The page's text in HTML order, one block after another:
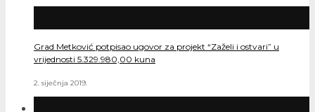
Grad Metković potpisao ugovor za projekt “Zaželi i ostvari” u
vrijednosti 5.329.980,00 kuna
2. siječnja 2019.